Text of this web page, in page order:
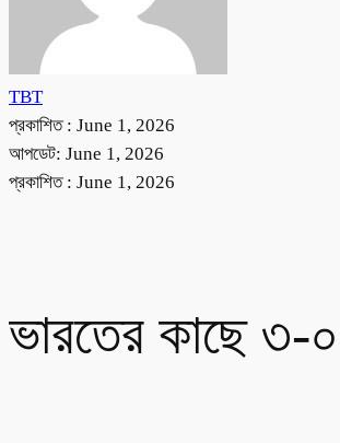
TBT
প্রকাশিত : June 1, 2026
আপডেট: June 1, 2026
প্রকাশিত : June 1, 2026
ভারতের কাছে ৩-